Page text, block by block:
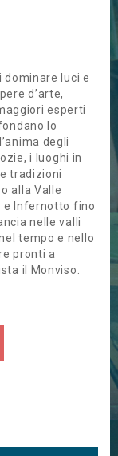
dominare luci e
d’arte,
esperti
lo
degli
i luoghi in
tradizioni
alla Valle
e Infernotto fino
nelle valli
tempo e nello
pronti a
il Monviso.